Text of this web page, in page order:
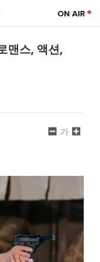
맨스, 액션,
가